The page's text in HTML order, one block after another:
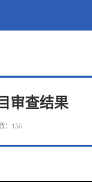
审查结果
： 156